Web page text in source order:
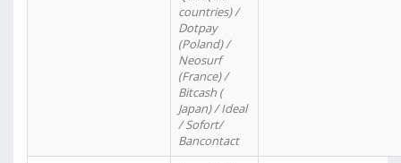
countries) /
Dotpay
(Poland) /
Neosurf
(France) /
Bitcash (
Japan) / Ideal
/ Sofort/
Bancontact